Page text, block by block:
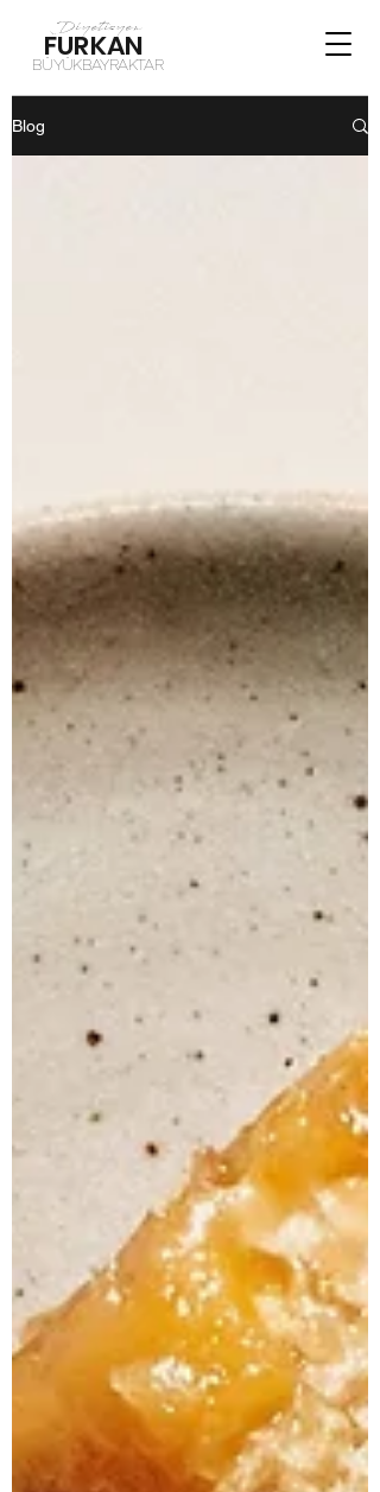
Diyetisyen
FURKAN
BÜYÜKBAYRAKTAR
Blog